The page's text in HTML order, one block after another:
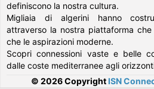
definiscono la nostra cultura.
Migliaia di algerini hanno
attraverso la nostra piattaforma
che le aspirazioni moderne.
Scopri connessioni vaste e belle
dalle coste mediterranee agli
© 2026 Copyright ISN